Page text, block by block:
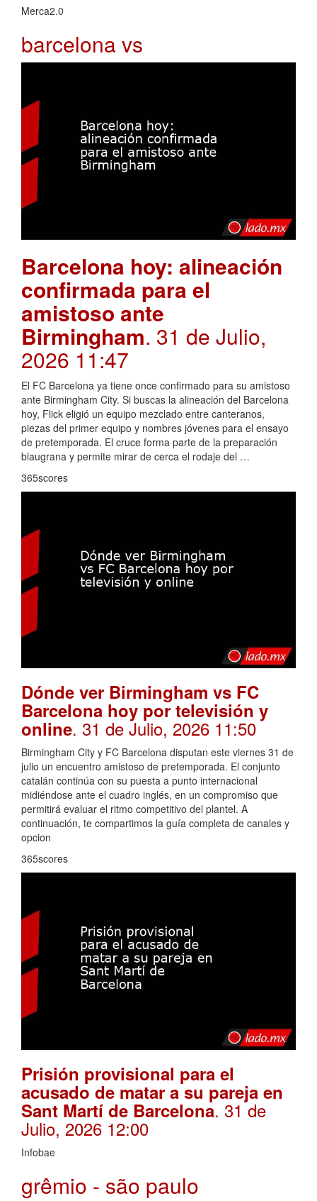
Merca2.0
barcelona vs
Barcelona hoy: alineación
confirmada para el
amistoso ante
Birmingham. 31 de Julio,
2026 11:47
El FC Barcelona ya tiene once confirmado para su amistoso
ante Birmingham City. Si buscas la alineación del Barcelona
hoy, Flick eligió un equipo mezclado entre canteranos,
piezas del primer equipo y nombres jóvenes para el ensayo
de pretemporada. El cruce forma parte de la preparación
blaugrana y permite mirar de cerca el rodaje del …
365scores
Dónde ver Birmingham vs FC
Barcelona hoy por televisión y
online. 31 de Julio, 2026 11:50
Birmingham City y FC Barcelona disputan este viernes 31 de
julio un encuentro amistoso de pretemporada. El conjunto
catalán continúa con su puesta a punto internacional
midiéndose ante el cuadro inglés, en un compromiso que
permitirá evaluar el ritmo competitivo del plantel. A
continuación, te compartimos la guía completa de canales y
opcion
365scores
Prisión provisional para el
acusado de matar a su pareja en
Sant Martí de Barcelona. 31 de
Julio, 2026 12:00
Infobae
grêmio - são paulo